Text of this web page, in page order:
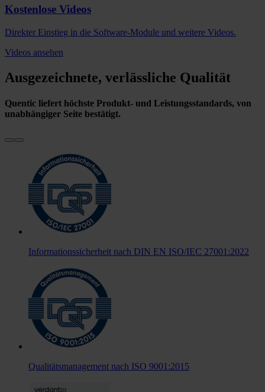
Kostenlose Videos
Direkter Einstieg in die Software-Module und weitere Videos.
Videos ansehen
Ausgezeichnete, verlässliche Qualität
Quentic liefert höchste Produkt- und Leistungsstandards, von
unabhängiger Seite bestätigt.
Informationssicherheit nach DIN EN ISO/IEC 27001:2022
Qualitätsmanagement nach ISO 9001:2015